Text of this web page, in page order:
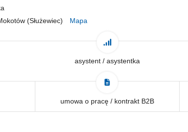
(Służewiec)
Mapa
asystent / asystentka
umowa o pracę / kontrakt B2B